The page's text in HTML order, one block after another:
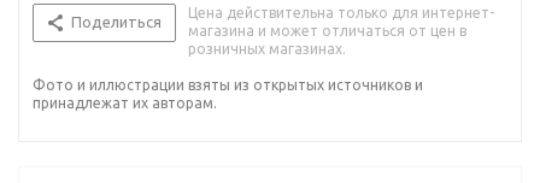
Поделиться
Цена действительна только для интернет-
магазина и может отличаться от цен в
розничных магазинах.
Фото и иллюстрации взяты из открытых источников и
принадлежат их авторам.